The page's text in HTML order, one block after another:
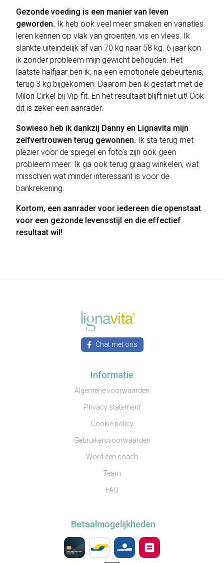
Gezonde voeding is een manier van leven
geworden. Ik heb ook veel meer smaken en variaties
leren kennen op vlak van groenten, vis en vlees. Ik
slankte uiteindelijk af van 70 kg naar 58 kg. 6 jaar kon
ik zonder probleem mijn gewicht behouden. Het
laatste halfjaar ben ik, na een emotionele gebeurtenis,
terug 3 kg bijgekomen. Daarom ben ik gestart met de
Milon Cirkel bij Vip-fit. En het resultaat blijft niet uit! Ook
dit is zeker een aanrader.
Sowieso heb ik dankzij Danny en Lignavita mijn
zelfvertrouwen terug gewonnen. Ik sta terug met
plezier voor de spiegel en foto’s zijn ook geen
probleem meer. Ik ga ook terug graag winkelen, wat
misschien wat minder interessant is voor de
bankrekening.
Kortom, een aanrader voor iedereen die openstaat
voor een gezonde levensstijl en die effectief
resultaat wil!
Chat met ons
Informatie
Algemene voorwaarden
Privacy statement
Cookie policy
Gebruikersvoorwaarden
Word een coach
Team
FAQ
Betaalmogelijkheden